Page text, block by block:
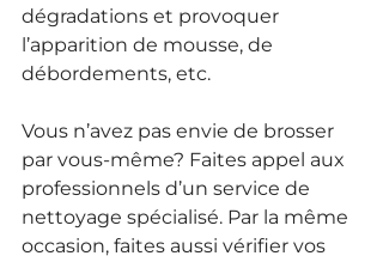
dégradations et provoquer
l’apparition de mousse, de
débordements, etc.
Vous n’avez pas envie de brosser
par vous-même? Faites appel aux
professionnels d’un service de
nettoyage spécialisé. Par la même
occasion, faites aussi vérifier vos